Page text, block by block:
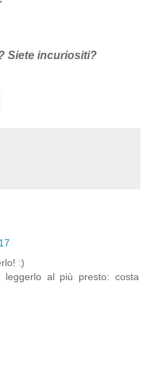
Siete incuriositi?
:)
al più presto: costa